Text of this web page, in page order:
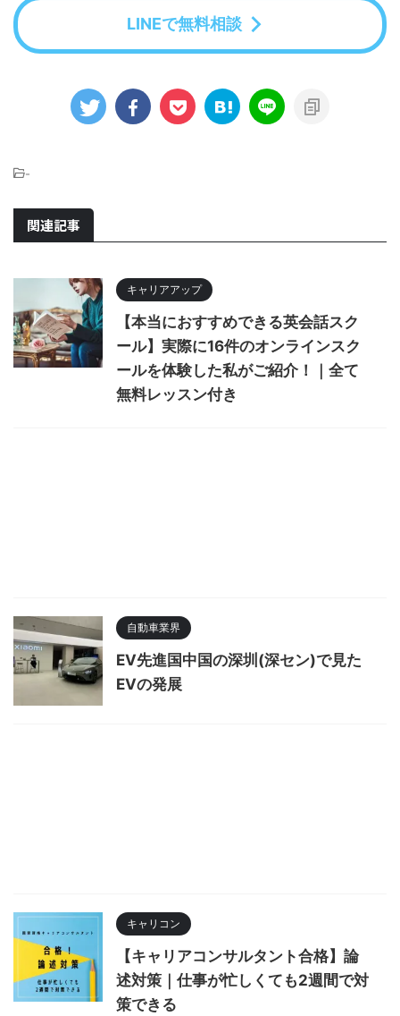
LINEで無料相談
-
関連記事
キャリアアップ
【本当におすすめできる英会話スク
ール】実際に16件のオンラインスク
ールを体験した私がご紹介！｜全て
無料レッスン付き
自動車業界
EV先進国中国の深圳(深セン)で見た
EVの発展
キャリコン
【キャリアコンサルタント合格】論
述対策｜仕事が忙しくても2週間で対
策できる